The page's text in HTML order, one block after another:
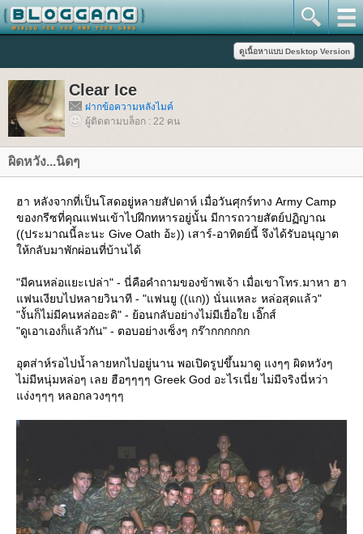
Clear Ice
ฝากข้อความหลังไมค์
ผู้ติดตามบล็อก : 22 คน
ผิดหวัง...นิดๆ
ฮา หลังจากที่เป็นโสดอยู่หลายสัปดาห์ เมื่อวันศุกร์ทาง Army Camp
ของกรีซที่คุณแฟนเข้าไปฝึกทหารอยู่นั้น มีการถวายสัตย์ปฏิญาณ
((ประมาณนี้ละนะ Give Oath อ้ะ)) เสาร์-อาทิตย์นี้ จึงได้รับอนุญาต
ห้กลับมาพักผ่อนที่บ้านได้
"มีคนหล่อแยะเปล่า" - นี่คือคำถามของข้าพเจ้า เมื่อเขาโทร.มาหา ฮา
ฟนเงียบไปหลายวินาที - "แฟนยู ((แก)) นั่นแหละ หล่อสุดแล้ว"
"งั้นก็ไม่มีคนหล่ออะดิ" - ย้อนกลับอย่างไม่มีเยื่อใย เอิ๊กส์
"ดูเอาเองก็แล้วกัน" - ตอบอย่างเซ็งๆ กร๊ากกกกกก
อุตส่าห์รอไปน้ำลายหกไปอยู่นาน พอเปิดรูปขึ้นมาดู แงๆๆ ผิดหวังๆ
ไม่มีหนุ่มหล่อๆ เลย ฮือๆๆๆๆ Greek God อะไรเนี่ย ไม่มีจริงนี่หว่า
ง่งๆๆๆ หลอกลวงๆๆๆ